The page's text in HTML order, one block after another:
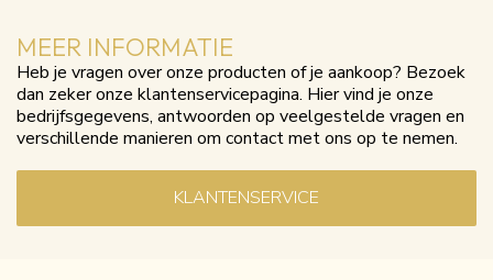
MEER INFORMATIE
Heb je vragen over onze producten of je aankoop? Bezoek
dan zeker onze klantenservicepagina. Hier vind je onze
bedrijfsgegevens, antwoorden op veelgestelde vragen en
verschillende manieren om contact met ons op te nemen.
KLANTENSERVICE